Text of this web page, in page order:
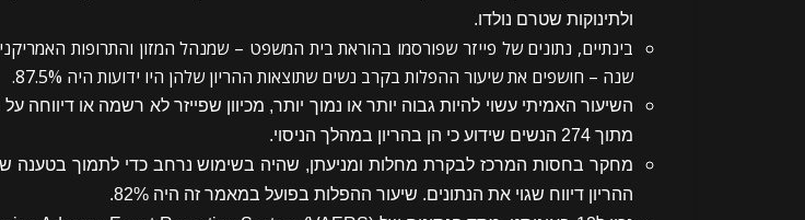
ולתינוקות שטרם נולדו.
שנה – חושפים את שיעור ההפלות בקרב נשים שתוצאות ההריון שלהן היו ידועות היה 87.5%.
מתוך 274 הנשים שידוע כי הן בהריון במהלך הניסוי.
מחקר בחסות המרכז לבקרת מחלות ומניעתן, שהיה בשימוש נרחב כדי לתמוך בטענה
ההריון דיווח שגוי את הנתונים. שיעור ההפלות בפועל במאמר זה היה 82%.